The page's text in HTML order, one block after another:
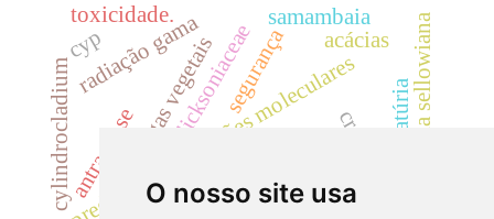
O nosso site usa
predição de interações molecularescreatinina
dicksoniaceae dicksonia sellowiana
cylindrocladium
acácias
cilindrúria.
uréia
hematúria
drogas vegetais
radiação gama
landrace
samambaia
antracnose
segurança
toxicidade.
cyp